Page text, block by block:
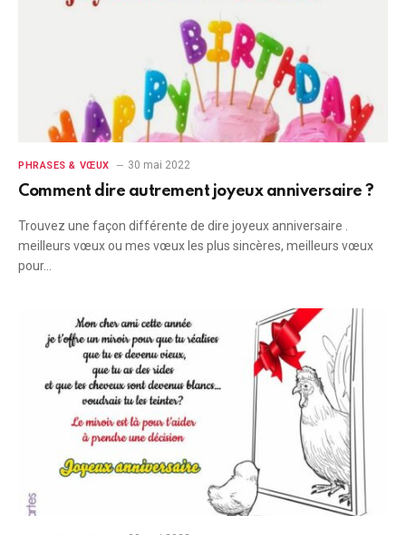
PHRASES & VŒUX 30 mai 2022
Comment dire autrement joyeux anniversaire ?
Trouvez une façon différente de dire joyeux anniversaire .
meilleurs vœux ou mes vœux les plus sincères, meilleurs vœux
pour…